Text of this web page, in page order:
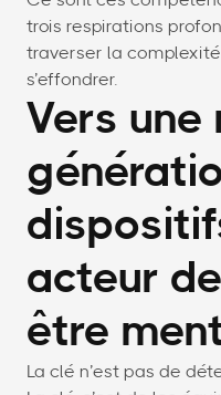
trois respirations
traverser la
s’effondrer.
Vers une
acteur
être
La clé n’est pas de